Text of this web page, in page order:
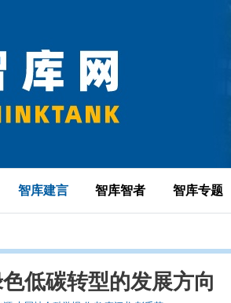
智库建言 智库智者 智库专题
低碳转型的发展方向